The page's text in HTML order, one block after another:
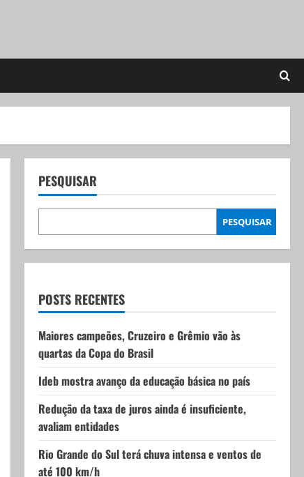
PESQUISAR
PESQUISAR
POSTS RECENTES
Maiores campeões, Cruzeiro e Grêmio vão às
quartas da Copa do Brasil
Ideb mostra avanço da educação básica no país
Redução da taxa de juros ainda é insuficiente,
avaliam entidades
Rio Grande do Sul terá chuva intensa e ventos de
até 100 km/h